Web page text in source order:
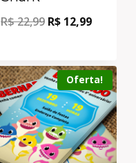
R$22,99 R$ 12,99
Oferta!